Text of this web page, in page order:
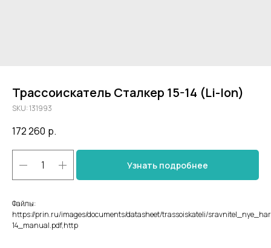
Трассоискатель Сталкер 15-14 (Li-Ion)
SKU:131993
172 260 р.
Узнать подробнее
Файлы:
https://prin.ru/images/documents/datasheet/trassoiskateli/
14_manual.pdf,http